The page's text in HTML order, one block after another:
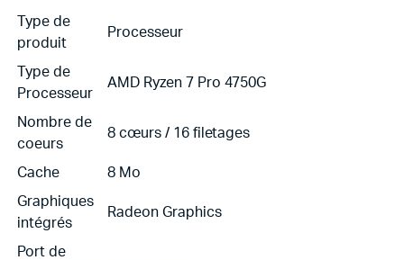
Type de
produit
Processeur
Type de
Processeur
AMD Ryzen 7 Pro 4750G
Nombre de
coeurs
8 cœurs / 16 filetages
Cache
8 Mo
Graphiques
intégrés
Radeon Graphics
Port de